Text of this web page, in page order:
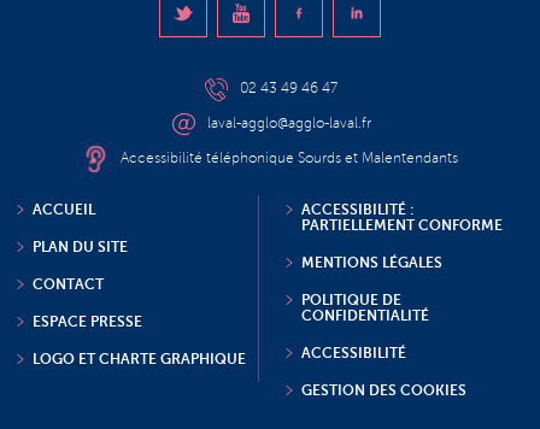
02 43 49 46 47
laval-agglo@agglo-laval.fr
Accessibilité téléphonique Sourds et Malentendants
ACCUEIL
PLAN DU SITE
CONTACT
ESPACE PRESSE
LOGO ET CHARTE GRAPHIQUE
ACCESSIBILITÉ :
PARTIELLEMENT CONFORME
MENTIONS LÉGALES
POLITIQUE DE
CONFIDENTIALITÉ
ACCESSIBILITÉ
GESTION DES COOKIES